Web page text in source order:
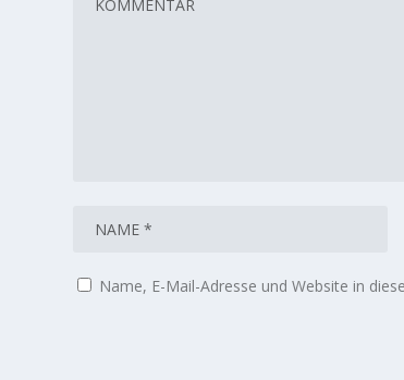
Name, E-Mail-Adresse und Website in